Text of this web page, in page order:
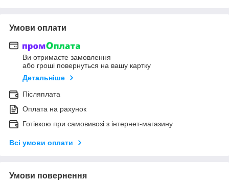
Умови оплати
Ви отримаєте замовлення
або гроші повернуться на вашу картку
Детальніше
Післяплата
Оплата на рахунок
Готівкою при самовивозі з інтернет-магазину
Всі умови оплати
Умови повернення